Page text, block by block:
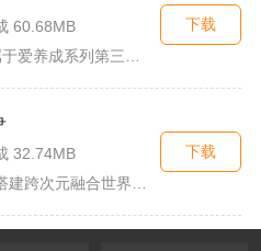
60.68MB
爱养成3属于爱养成系列第三部单机模拟养成手游，故事依托天使堕...
下载
32.74MB
下载